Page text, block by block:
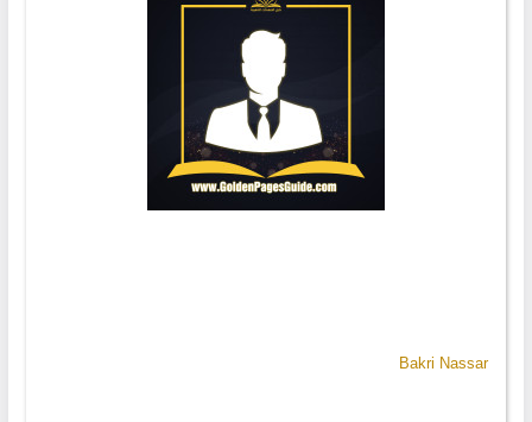
Bakri Nassar